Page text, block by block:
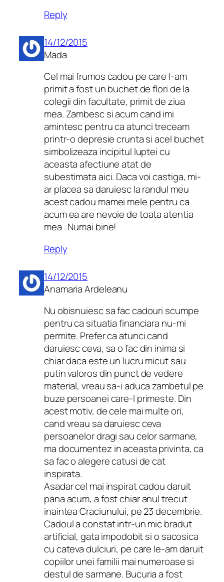
Reply
14/12/2015
Mada
Cel mai frumos cadou pe care l-am
primit a fost un buchet de flori de la
colegii din facultate, primit de ziua
mea. Zambesc si acum cand imi
amintesc pentru ca atunci treceam
printr-o depresie crunta si acel buchet
simbolizeaza incipitul luptei cu
aceasta afectiune atat de
subestimata aici. Daca voi castiga, mi-
ar placea sa daruiesc la randul meu
acest cadou mamei mele pentru ca
acum ea are nevoie de toata atentia
mea . Numai bine!
Reply
14/12/2015
Anamaria Ardeleanu
Nu obisnuiesc sa fac cadouri scumpe
pentru ca situatia financiara nu-mi
permite. Prefer ca atunci cand
daruiesc ceva, sa o fac din inima si
chiar daca este un lucru micut sau
putin valoros din punct de vedere
material, vreau sa-i aduca zambetul pe
buze persoanei care-l primeste. Din
acest motiv, de cele mai multe ori,
cand vreau sa daruiesc ceva
persoanelor dragi sau celor sarmane,
ma documentez in aceasta privinta, ca
sa fac o alegere catusi de cat
inspirata.
Asadar cel mai inspirat cadou daruit
pana acum, a fost chiar anul trecut
inaintea Craciunului, pe 23 decembrie.
Cadoul a constat intr-un mic bradut
artificial, gata impodobit si o sacosica
cu cateva dulciuri, pe care le-am daruit
copiilor unei familii mai numeroase si
destul de sarmane. Bucuria a fost